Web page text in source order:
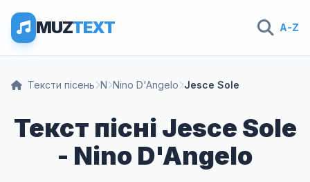
MUZTEXT A-Z
Тексти пісень N Nino D'Angelo Jesce Sole
Текст пісні Jesce Sole
- Nino D'Angelo